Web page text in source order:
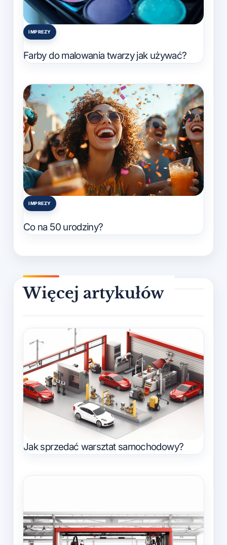
Posted
IMPREZY
Farby do malowania twarzy jak używać?
Posted
IMPREZY
Co na 50 urodziny?
Jak sprzedać warsztat samochodowy?